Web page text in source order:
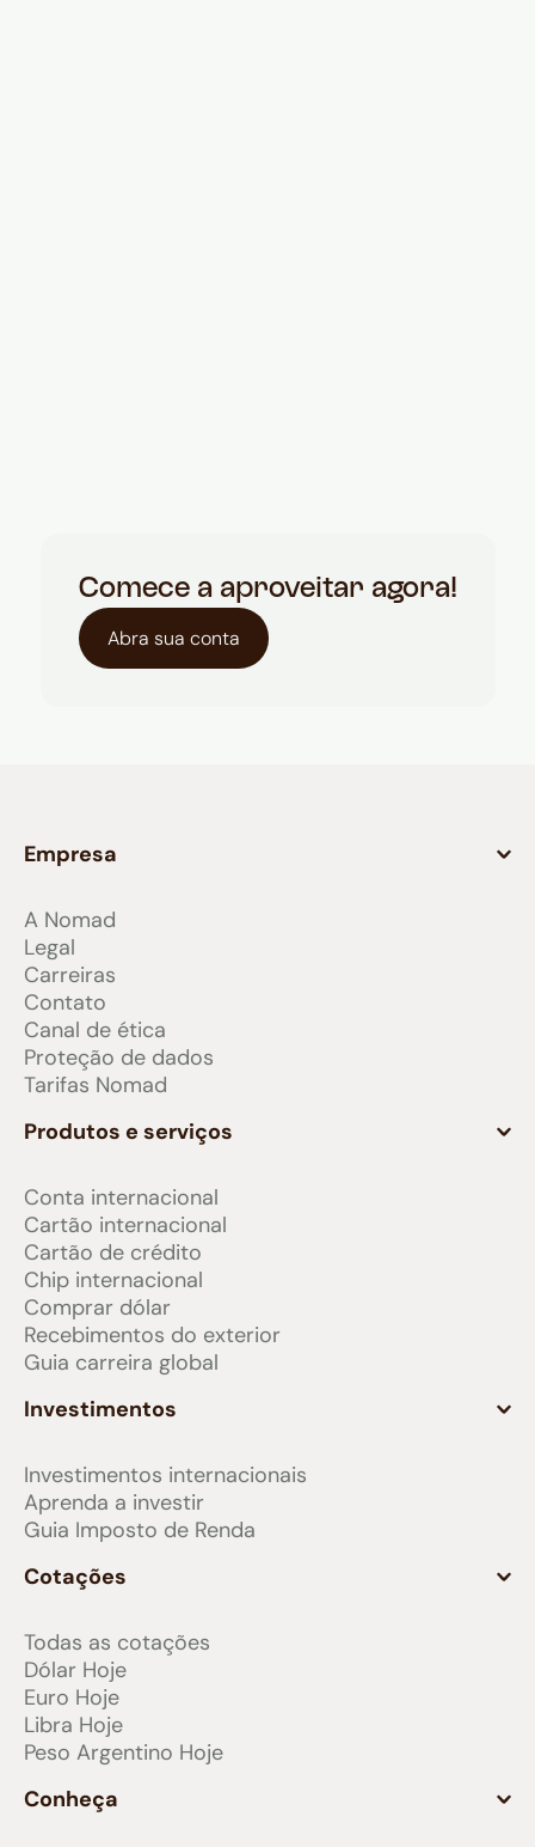
Comece a aproveitar agora!
Abra sua conta
Empresa
A Nomad
Legal
Carreiras
Contato
Canal de ética
Proteção de dados
Tarifas Nomad
Produtos e serviços
Conta internacional
Cartão internacional
Cartão de crédito
Chip internacional
Comprar dólar
Recebimentos do exterior
Guia carreira global
Investimentos
Investimentos internacionais
Aprenda a investir
Guia Imposto de Renda
Cotações
Todas as cotações
Dólar Hoje
Euro Hoje
Libra Hoje
Peso Argentino Hoje
Conheça